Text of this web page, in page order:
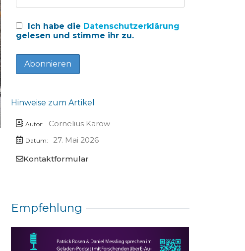
Ich habe die Datenschutzerklärung
gelesen und stimme ihr zu.
Hinweise zum Artikel
Autor: Cornelius Karow
Datum:
27. Mai 2026
Kontaktformular
Empfehlung